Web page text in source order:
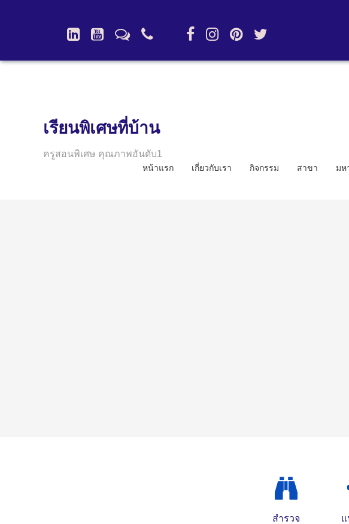
เรียนพิเศษที่บ้าน
ครูสอนพิเศษ คุณภาพอันดับ1
หน้าแรก เกี่ยวกับเรา กิจกรรม สาขา มห
สำรวจ